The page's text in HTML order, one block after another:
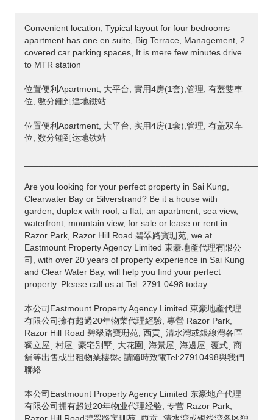
Convenient location, Typical layout for four bedrooms
apartment has one en suite, Big Terrace, Management, 2
covered car parking spaces, It is mere few minutes drive
to MTR station
位置便利Apartment, 大平台, 實用4房(1套),管理, 有蓋雙車
位, 數分鍾到達地鐵站
位置便利Apartment, 大平台, 实用4房(1套),管理, 有盖双车
位, 数分锺到达地铁站
Are you looking for your perfect property in Sai Kung,
Clearwater Bay or Silverstrand? Be it a house with
garden, duplex with roof, a flat, an apartment, sea view,
waterfront, mountain view, for sale or lease or rent in
Razor Park, Razor Hill Road 碧翠路寶珊苑, we at
Eastmount Property Agency Limited 東豪地產代理有限公
司, with over 20 years of property experience in Sai Kung
and Clear Water Bay, will help you find your perfect
property. Please call us at Tel: 2791 0498 today.
本公司Eastmount Property Agency Limited 東豪地產代理
有限公司擁有超過20年物業代理經驗, 專營 Razor Park,
Razor Hill Road 碧翠路寶珊苑, 西貢ˎ 清水灣或銀線灣各區
獨立屋ˎ 村屋ˎ 豪宅別墅ˎ 大花園ˎ 海景屋ˎ 海邊屋ˎ 覆式ˎ 商
舖等出售或出租物業樓盤ₒ 請隨時致電Tel:27910498與我們
聯絡
本公司Eastmount Property Agency Limited 东豪地产代理
有限公司拥有超过20年物业代理经验, 专营 Razor Park,